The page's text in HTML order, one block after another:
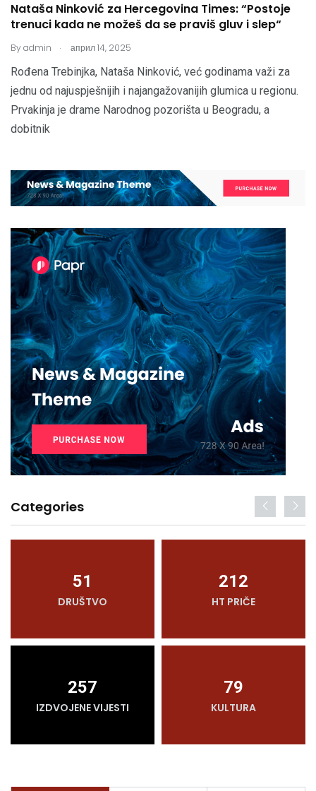
Nataša Ninković za Hercegovina Times: “Postoje
trenuci kada ne možeš da se praviš gluv i slep“
Byadmin . април 14, 2025
Rođena Trebinjka, Nataša Ninković, već godinama važi za
jednu od najuspješnijih i najangažovanijih glumica u regionu.
Prvakinja je drame Narodnog pozorišta u Beogradu, a
dobitnik
Categories
51
DRUŠTVO
212
HT PRIČE
257
IZDVOJENE VIJESTI
79
KULTURA